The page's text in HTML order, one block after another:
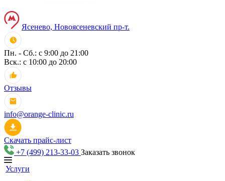
Ясенево, Новоясеневский пр-т.
Пн. - Сб.: с 9:00 до 21:00
Вск.: с 10:00 до 20:00
Отзывы
info@orange-clinic.ru
Скачать прайс-лист
+7 (499) 213-33-03 Заказать звонок
Услуги